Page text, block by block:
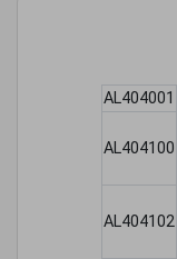
AL404001
AL404100
AL404102